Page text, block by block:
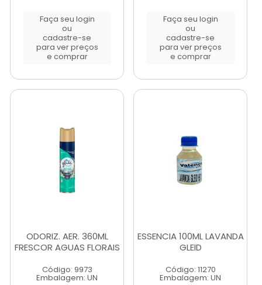
Faça seu login
ou
cadastre-se
para ver preços
e comprar
Faça seu login
ou
cadastre-se
para ver preços
e comprar
ODORIZ. AER. 360ML
FRESCOR AGUAS FLORAIS
Código: 9973
Embalagem: UN
ESSENCIA 100ML LAVANDA
GLEID
Código: 11270
Embalagem: UN